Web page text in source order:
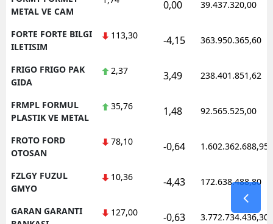
METAL VE CAM
0,00 39.437.320,00
FORTE FORTE BILGI
ILETISIM
113,30 -4,15 363.950.365,60
FRIGO FRIGO PAK
GIDA
2,37 3,49 238.401.851,62
FRMPL FORMUL
PLASTIK VE METAL
35,76 1,48 92.565.525,00
FROTO FORD
OTOSAN
78,10 -0,64 1.602.362.688,95
FZLGY FUZUL
GMYO
10,36 -4,43 172.638.488,80
GARAN GARANTI
127,00 -0,63 3.772.734.436,30